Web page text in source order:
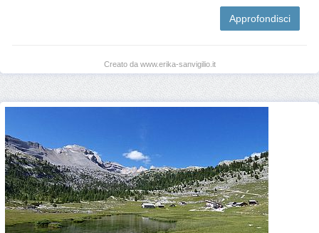
Approfondisci
Creato da www.erika-sanvigilio.it